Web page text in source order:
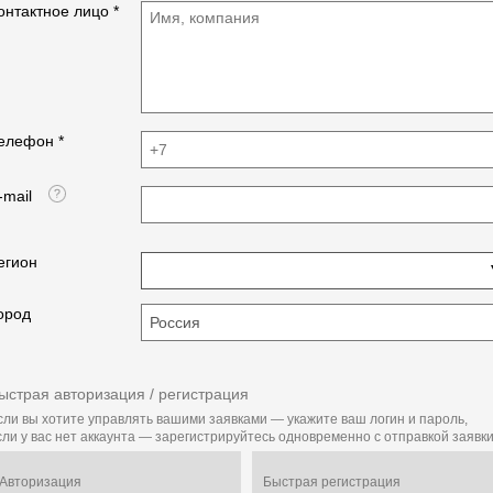
лицо *
*
mail
авторизация / регистрация
вы хотите управлять вашими заявками — укажите ваш логин и пароль,
у вас нет аккаунта — зарегистрируйтесь одновременно с отправкой
Авторизация Быстрая регистрация